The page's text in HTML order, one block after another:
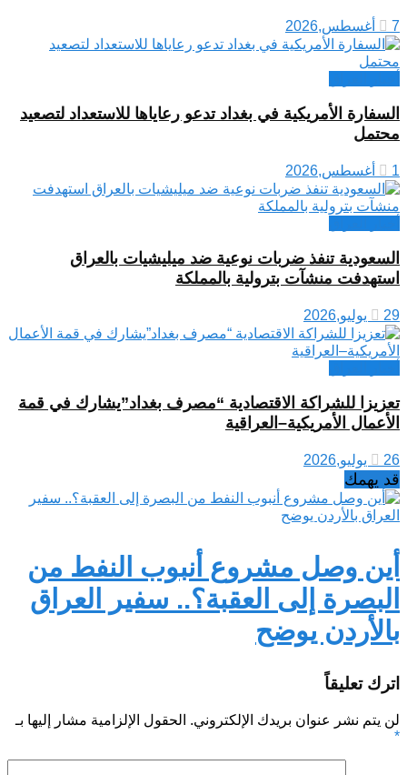
7 أغسطس,2026
السفارة الأمريكية في بغداد تدعو رعاياها للاستعداد لتصعيد
محتمل
1 أغسطس,2026
السعودية تنفذ ضربات نوعية ضد ميليشيات بالعراق
استهدفت منشآت بترولية بالمملكة
29 يوليو,2026
تعزيزا للشراكة الاقتصادية “مصرف بغداد”يشارك في قمة
الأعمال الأمريكية–العراقية
26 يوليو,2026
قد يهمك
أين وصل مشروع أنبوب النفط من
البصرة إلى العقبة؟.. سفير العراق
بالأردن يوضح
اترك تعليقاً
لن يتم نشر عنوان بريدك الإلكتروني. الحقول الإلزامية مشار إليها بـ
*